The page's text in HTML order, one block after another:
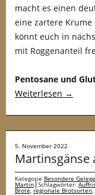
macht es einen
eine zartere
könnt euch in
mit Roggenanteil
Pentosane und
Weiterlesen →
5. November 2022
Martinsgänse
Kategorie Besondere
Martin Schlagwörter:
Brote,regionale Brotsorten,